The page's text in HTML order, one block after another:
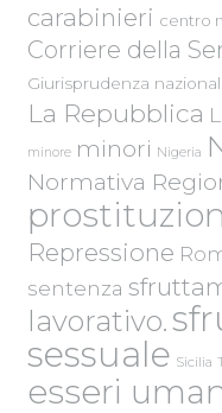
carabinieri centro
Corriere della
Giurisprudenza
La Repubblica
minore minori Nigeria
Normativa
Repressione
sentenza
lavorativo.
sessuale Sicilia
esseri